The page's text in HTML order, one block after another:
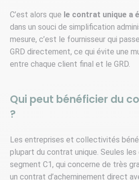
C’est alors que le contrat unique a
dans un souci de simplification
mesure, c’est le fournisseur qui
GRD directement, ce qui évite une
entre chaque client final et le GRD.
Qui peut bénéficier du
?
Les entreprises et collectivités
plupart du contrat unique. Seules les
segment C1, qui concerne de très
un contrat d’acheminement direct